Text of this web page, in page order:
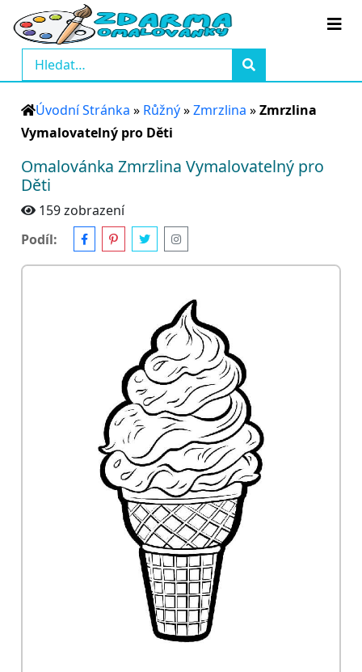
Úvodní Stránka » Růžný»Zmrzlina »Zmrzlina
Vymalovatelný pro Děti
Omalovánka Zmrzlina Vymalovatelný pro
Děti
159 zobrazení
Podíl: